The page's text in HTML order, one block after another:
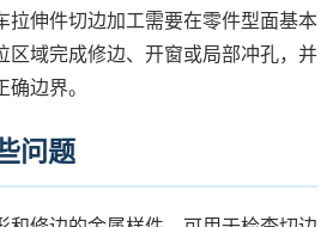
拉伸件切边加工需要在零件型面基本
区域完成修边、开窗或局部冲孔，并
边界。
问题